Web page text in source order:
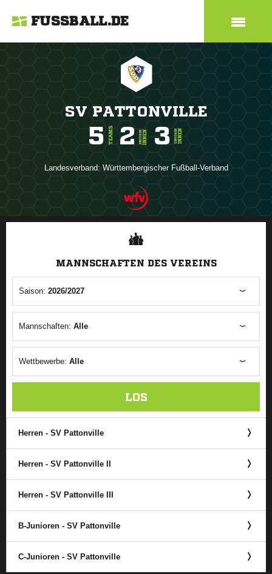
FUSSBALL.DE
SV PATTONVILLE
5 TEAMS 2 JUNIORENINNEN 3 SENIORENINNEN
Landesverband: Württembergischer Fußball-Verband
ANZEIGE
MANNSCHAFTEN DES VEREINS
Saison: 2026/2027
Mannschaften: Alle
Wettbewerbe: Alle
LOS
Herren - SV Pattonville
Herren - SV Pattonville II
Herren - SV Pattonville III
B-Junioren - SV Pattonville
C-Junioren - SV Pattonville